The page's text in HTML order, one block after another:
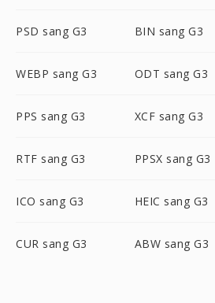
PSD sang G3 BIN sang G3
WEBP sang G3 ODT sang G3
PPS sang G3 XCF sang G3
RTF sang G3 PPSX sang G3
ICO sang G3 HEIC sang G3
CUR sang G3 ABW sang G3